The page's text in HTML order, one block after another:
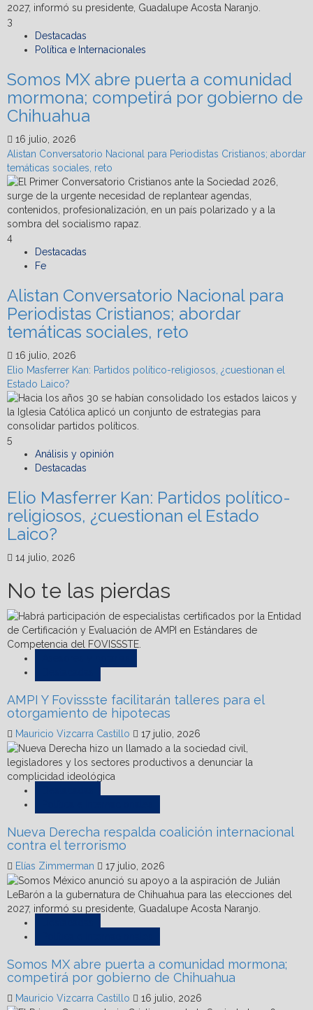
3
Destacadas
Política e Internacionales
Somos MX abre puerta a comunidad
mormona; competirá por gobierno de
Chihuahua
16 julio, 2026
Alistan Conversatorio Nacional para Periodistas Cristianos; abordar
temáticas sociales, reto
4
Destacadas
Fe
Alistan Conversatorio Nacional para
Periodistas Cristianos; abordar
temáticas sociales, reto
16 julio, 2026
Elio Masferrer Kan: Partidos político-religiosos, ¿cuestionan el
Estado Laico?
5
Análisis y opinión
Destacadas
Elio Masferrer Kan: Partidos político-
religiosos, ¿cuestionan el Estado
Laico?
14 julio, 2026
No te las pierdas
AMPI Y Fovissste facilitarán talleres para el
otorgamiento de hipotecas
Mauricio Vizcarra Castillo 17 julio, 2026
Nueva Derecha respalda coalición internacional
contra el terrorismo
Elías Zimmerman 17 julio, 2026
Somos MX abre puerta a comunidad mormona;
competirá por gobierno de Chihuahua
Mauricio Vizcarra Castillo 16 julio, 2026